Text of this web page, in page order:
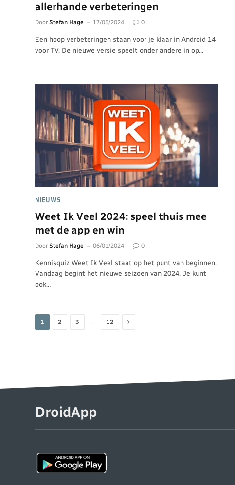
allerhande verbeteringen
Door Stefan Hage 17/05/2024 0
Een hoop verbeteringen staan voor je klaar in Android 14
voor TV. De nieuwe versie speelt onder andere in op…
NIEUWS
Weet Ik Veel 2024: speel thuis mee
met de app en win
Door Stefan Hage 06/01/2024 0
Kennisquiz Weet Ik Veel staat op het punt van beginnen.
Vandaag begint het nieuwe seizoen van 2024. Je kunt
ook…
1 2 3 … 12 Volgende
DroidApp